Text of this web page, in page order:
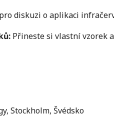
diskuzi o aplikaci
Přineste si vlastní vzorek
Stockholm, Švédsko